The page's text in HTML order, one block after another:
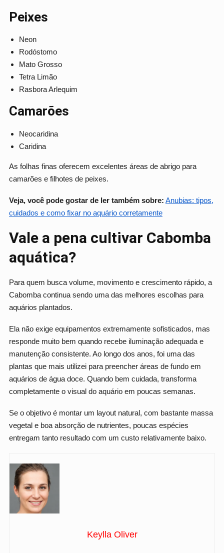
Peixes
Neon
Rodóstomo
Mato Grosso
Tetra Limão
Rasbora Arlequim
Camarões
Neocaridina
Caridina
As folhas finas oferecem excelentes áreas de abrigo para
camarões e filhotes de peixes.
Veja, você pode gostar de ler também sobre: Anubias: tipos,
cuidados e como fixar no aquário corretamente
Vale a pena cultivar Cabomba
aquática?
Para quem busca volume, movimento e crescimento rápido, a
Cabomba continua sendo uma das melhores escolhas para
aquários plantados.
Ela não exige equipamentos extremamente sofisticados, mas
responde muito bem quando recebe iluminação adequada e
manutenção consistente. Ao longo dos anos, foi uma das
plantas que mais utilizei para preencher áreas de fundo em
aquários de água doce. Quando bem cuidada, transforma
completamente o visual do aquário em poucas semanas.
Se o objetivo é montar um layout natural, com bastante massa
vegetal e boa absorção de nutrientes, poucas espécies
entregam tanto resultado com um custo relativamente baixo.
Keylla Oliver